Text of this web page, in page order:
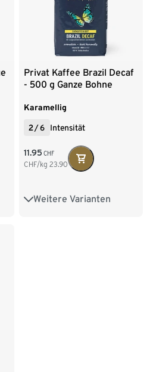
9 x 500 g Gemahlen
Privat Kaffee Brazil Decaf
- 500 g Ganze Bohne
Karamellig
2/6 Intensität
11.95 CHF
CHF/kg 23.90
Weitere Varianten
500 g Ganze Bohne